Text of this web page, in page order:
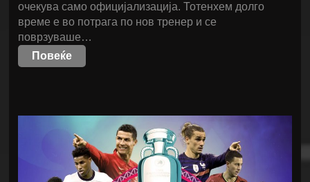
очекува само официјализација. Тотенхем долго
време е во потрага по нов тренер и се
поврзуваше…
Повеќе